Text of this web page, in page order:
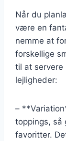
Når du
være en
nemme at
forskellige
til at
lejligheder:
–
toppings,
favoritter.